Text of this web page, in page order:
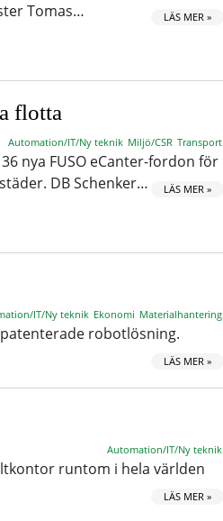
Tomas…
LÄS MER »
flotta
Automation/IT/Ny teknik Miljö/CSR Transport
nya FUSO eCanter-fordon för
DB Schenker…
LÄS MER »
IT/Ny teknik Ekonomi Materialhantering
robotlösning.
LÄS MER »
Automation/IT/Ny teknik
runtom i hela världen
LÄS MER »